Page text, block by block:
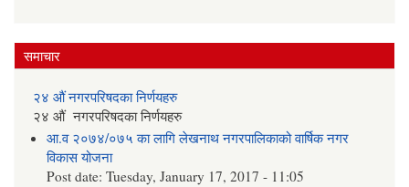
समाचार
२४ औं नगरपरिषदका निर्णयहरु
२४ औं नगरपरिषदका निर्णयहरु
आ.व २०७४/०७५ का लागि लेखनाथ नगरपालिकाको वार्षिक नगर
विकास योजना
Post date:Tuesday, January 17, 2017 - 11:05